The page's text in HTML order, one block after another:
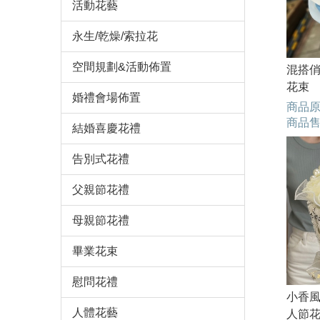
活動花藝
永生/乾燥/索拉花
空間規劃&活動佈置
婚禮會場佈置
結婚喜慶花禮
告別式花禮
父親節花禮
母親節花禮
畢業花束
慰問花禮
人體花藝
混搭
花束
商品
商品
小香
人節